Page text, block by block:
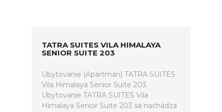
TATRA SUITES VILA HIMALAYA
SENIOR SUITE 203
Ubytovanie (Apartmán) TATRA SUITES
Vila Himalaya Senior Suite 203.
Ubytovanie TATRA SUITES Vila
Himalaya Senior Suite 203 sa nachádza